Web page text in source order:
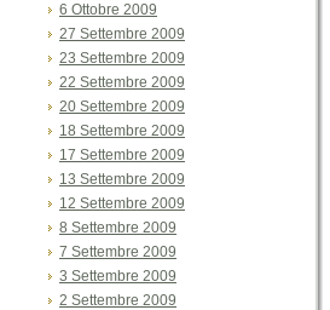
6 Ottobre 2009
27 Settembre 2009
23 Settembre 2009
22 Settembre 2009
20 Settembre 2009
18 Settembre 2009
17 Settembre 2009
13 Settembre 2009
12 Settembre 2009
8 Settembre 2009
7 Settembre 2009
3 Settembre 2009
2 Settembre 2009